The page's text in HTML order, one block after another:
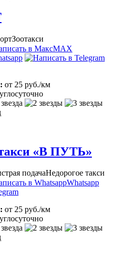
Зоотакси
MAX
от 25 руб./км
«В ПУТЬ»
подачаНедорогое такси
Whatsapp
от 25 руб./км